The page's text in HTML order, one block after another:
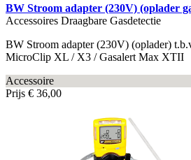
BW Stroom adapter (230V) (oplader
Accessoires Draagbare Gasdetectie
BW Stroom adapter (230V) (oplader)
MicroClip XL / X3 / Gasalert Max XTII
Accessoire
Prijs € 36,00